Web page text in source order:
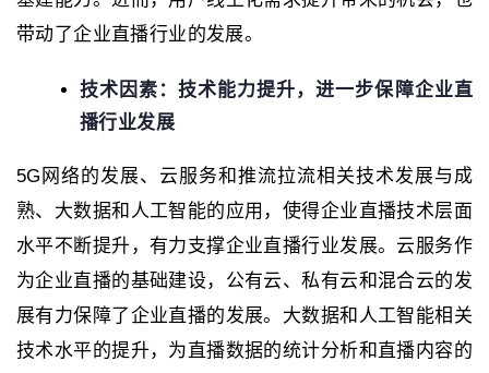
带动了企业直播行业的发展。
技术因素：技术能力提升，进一步保障企业直
播行业发展
5G网络的发展、云服务和推流拉流相关技术发展与成
熟、大数据和人工智能的应用，使得企业直播技术层面
水平不断提升，有力支撑企业直播行业发展。云服务作
为企业直播的基础建设，公有云、私有云和混合云的发
展有力保障了企业直播的发展。大数据和人工智能相关
技术水平的提升，为直播数据的统计分析和直播内容的